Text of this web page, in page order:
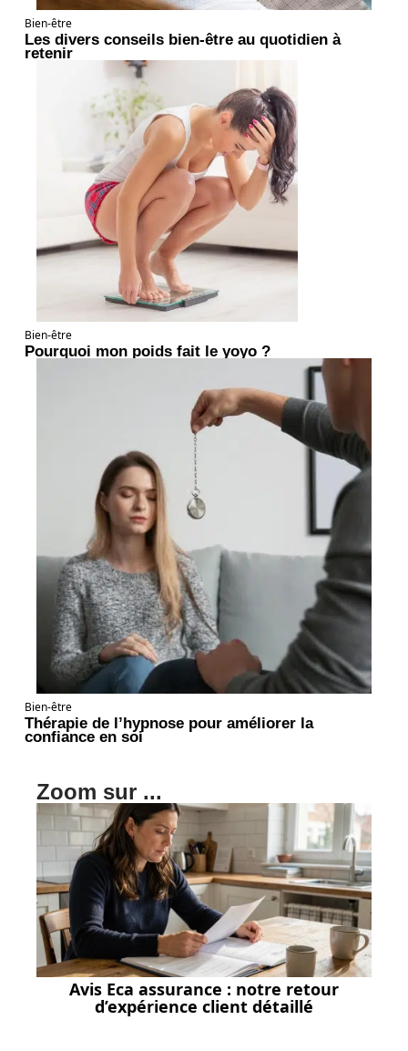
Bien-être
Les divers conseils bien-être au quotidien à
retenir
Bien-être
Pourquoi mon poids fait le yoyo ?
Bien-être
Thérapie de l’hypnose pour améliorer la
confiance en soi
Zoom sur ...
Avis Eca assurance : notre retour
d’expérience client détaillé